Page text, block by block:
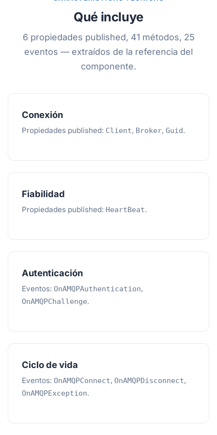
Qué incluye
6 propiedades published, 41 métodos, 25
eventos — extraídos de la referencia del
componente.
Conexión
Propiedades published: Client, Broker, Guid.
Fiabilidad
Propiedades published: HeartBeat.
Autenticación
Eventos: OnAMQPAuthentication,
OnAMQPChallenge.
Ciclo de vida
Eventos: OnAMQPConnect, OnAMQPDisconnect,
OnAMQPException.